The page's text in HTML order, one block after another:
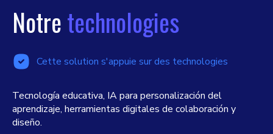
Notretechnologies
Cette solution s'appuie sur des technologies
Tecnología educativa, IA para personalización del
aprendizaje, herramientas digitales de colaboración y
diseño.